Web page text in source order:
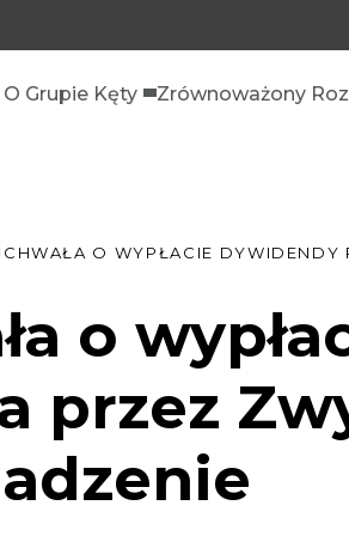
O Grupie Kęty Zrównoważony
O WYPŁACIE DYWIDENDY
o
przez